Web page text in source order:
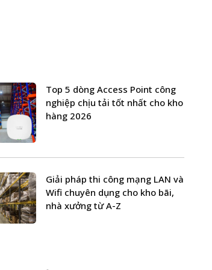
Top 5 dòng Access Point công
nghiệp chịu tải tốt nhất cho kho
hàng 2026
Giải pháp thi công mạng LAN và
Wifi chuyên dụng cho kho bãi,
nhà xưởng từ A-Z